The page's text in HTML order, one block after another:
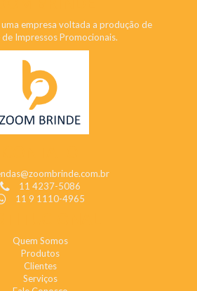
empresa voltada a produção de
de Impressos Promocionais.
11 4237-5086
11 9 1110-4965
Quem Somos
Produtos
Clientes
Serviços